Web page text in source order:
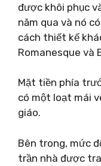
được khôi phục
năm qua và nó
cách thiết kế
Romanesque và
Mặt tiền phía
có một loạt mái
giáo.
Bên trong, mức
trần nhà được